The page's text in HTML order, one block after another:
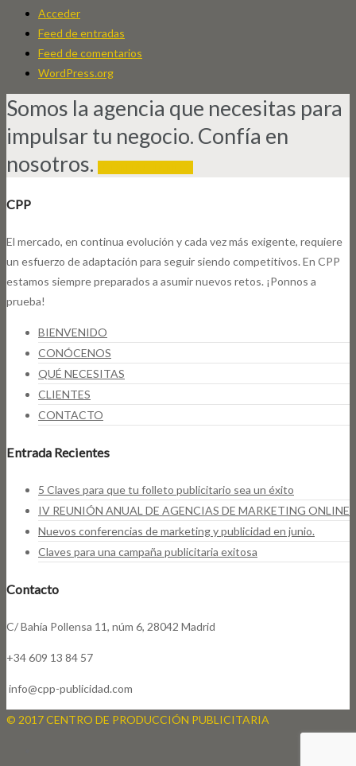
Acceder
Feed de entradas
Feed de comentarios
WordPress.org
Somos la agencia que necesitas para
impulsar tu negocio. Confía en
nosotros.
CPP
El mercado, en continua evolución y cada vez más exigente, requiere
un esfuerzo de adaptación para seguir siendo competitivos. En CPP
estamos siempre preparados a asumir nuevos retos. ¡Ponnos a
prueba!
BIENVENIDO
CONÓCENOS
QUÉ NECESITAS
CLIENTES
CONTACTO
Entrada Recientes
5 Claves para que tu folleto publicitario sea un éxito
IV REUNIÓN ANUAL DE AGENCIAS DE MARKETING ONLINE
Nuevos conferencias de marketing y publicidad en junio.
Claves para una campaña publicitaria exitosa
Contacto
C/ Bahía Pollensa 11, núm 6, 28042 Madrid
+34 609 13 84 57
info@cpp-publicidad.com
© 2017 CENTRO DE PRODUCCIÓN PUBLICITARIA